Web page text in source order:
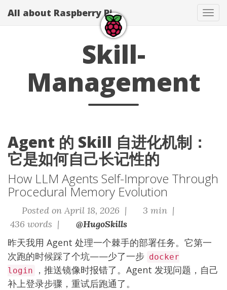
All about Raspberry Pi
Skill-
Management
Agent 的 Skill 自进化机制：
它是如何自己长记性的
How LLM Agents Self-Improve Through
Procedural Memory Evolution
Posted on April 18, 2026 |
3 min |
436 words |
@HugoSkills
昨天我用 Agent 处理一个棘手的部署任务。它第一
次跑的时候踩了个坑——少了一步 docker
login
，推送镜像时报错了。Agent 发现问题，自己
补上登录步骤，重试后跑通了。